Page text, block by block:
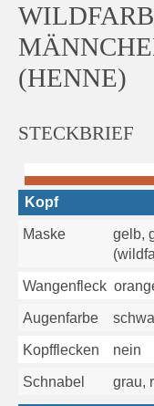
(HENNE)
STECKBRIEF
Kopf
Maske
gelb,
Wangenfleck
Augenfarbe
Kopfflecken nein
Schnabel grau,